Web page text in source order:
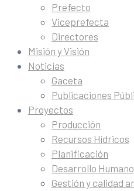
Prefecto
Viceprefecta
Directores
Misión y Visión
Noticias
Gaceta
Publicaciones
Proyectos
Producción
Recursos Hídricos
Planificación
Desarrollo
Gestión y calidad